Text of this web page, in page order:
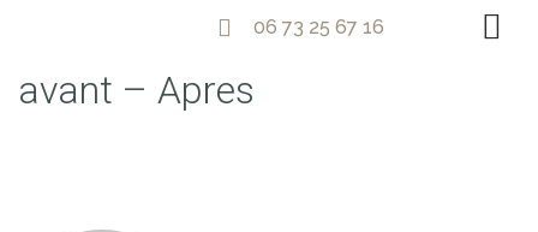
06 73 25 67 16
avant – Apres